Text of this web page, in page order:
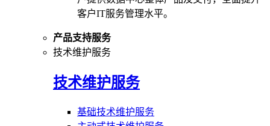
客户IT服务管理水平。
产品支持服务
技术维护服务
技术维护服务
基础技术维护服务